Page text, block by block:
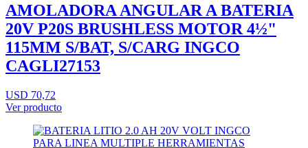
AMOLADORA ANGULAR A BATERIA
20V P20S BRUSHLESS MOTOR 4½"
115MM S/BAT, S/CARG INGCO
CAGLI27153
USD 70,72
Ver producto